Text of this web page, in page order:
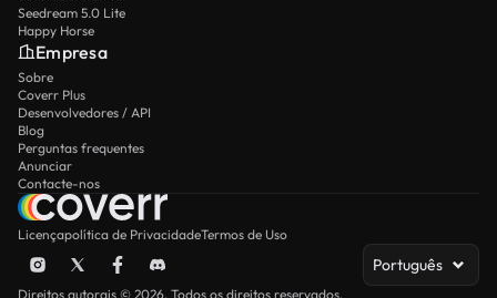
Seedream 5.0 Lite
Happy Horse
Empresa
Sobre
Coverr Plus
Desenvolvedores / API
Blog
Perguntas frequentes
Anunciar
Contacte-nos
Licençapolítica de PrivacidadeTermos de Uso
Português
Direitos autorais © 2026. Todos os direitos reservados.